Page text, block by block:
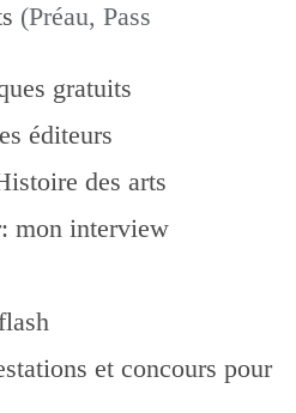
(Préau, Pass
gratuits
éditeurs
des arts
mon interview
et concours pour